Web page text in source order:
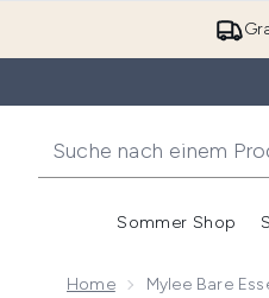
Sommer Shop
Home Mylee Bare